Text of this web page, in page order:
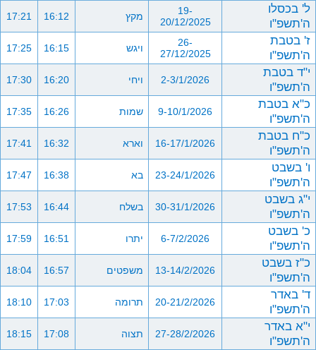
ל' בכסלו
ה'תשפ"ו
19-
20/12/2025
מקץ 16:12
17:21
ז' בטבת
ה'תשפ"ו
26-
27/12/2025
ויגש 16:15
17:25
י"ד בטבת
ה'תשפ"ו
2-3/1/2026 ויחי 16:20
17:30
כ"א בטבת
ה'תשפ"ו
9-10/1/2026 שמות 16:26
17:35
כ"ח בטבת
ה'תשפ"ו
16-17/1/2026 וארא 16:32
17:41
ו' בשבט
ה'תשפ"ו
23-24/1/2026 בא 16:38
17:47
י"ג בשבט
ה'תשפ"ו
30-31/1/2026 בשלח 16:44
17:53
כ' בשבט
ה'תשפ"ו
6-7/2/2026 יתרו 16:51
17:59
כ"ז בשבט
ה'תשפ"ו
13-14/2/2026 משפטים 16:57
18:04
ד' באדר
ה'תשפ"ו
20-21/2/2026 תרומה 17:03
18:10
י"א באדר
ה'תשפ"ו
27-28/2/2026 תצוה 17:08
18:15